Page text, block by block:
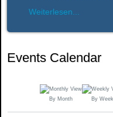
Weiterlesen...
Events Calendar
By Month By Week